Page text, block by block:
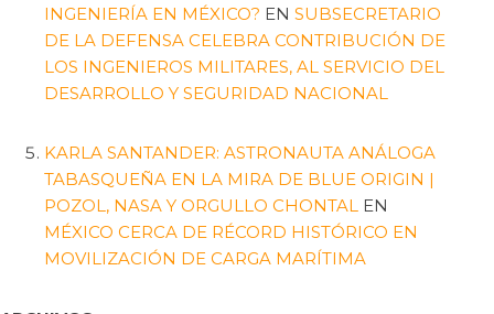
INGENIERÍA EN MÉXICO? EN SUBSECRETARIO
DE LA DEFENSA CELEBRA CONTRIBUCIÓN DE
LOS INGENIEROS MILITARES, AL SERVICIO DEL
DESARROLLO Y SEGURIDAD NACIONAL
KARLA SANTANDER: ASTRONAUTA ANÁLOGA
TABASQUEÑA EN LA MIRA DE BLUE ORIGIN |
POZOL, NASA Y ORGULLO CHONTAL EN
MÉXICO CERCA DE RÉCORD HISTÓRICO EN
MOVILIZACIÓN DE CARGA MARÍTIMA